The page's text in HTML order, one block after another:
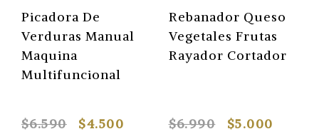
Picadora De
Verduras Manual
Maquina
Multifuncional
$6.590 $4.500
Rebanador Queso
Vegetales Frutas
Rayador Cortador
$6.990 $5.000